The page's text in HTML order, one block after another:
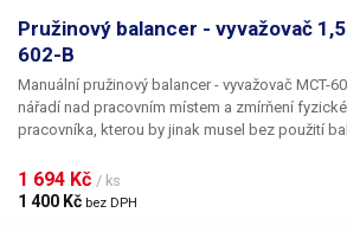
Pružinový balancer - vyvažovač
602-B
Manuální pružinový balancer - vyvažovač MCT-
nářadí nad pracovním místem a zmírňení
pracovníka, kterou by jinak musel bez použití
není třeba nic zvedat. Díky závěsnému
vždy v optimální výšce a poloze, což výrazně
Vaši práci. Společně s vyšší efektivitou a
1 694 Kč / ks
1 400 Kč bez DPH